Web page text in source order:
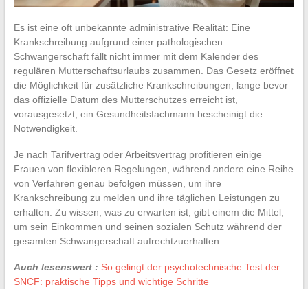
Es ist eine oft unbekannte administrative Realität: Eine
Krankschreibung aufgrund einer pathologischen
Schwangerschaft fällt nicht immer mit dem Kalender des
regulären Mutterschaftsurlaubs zusammen. Das Gesetz eröffnet
die Möglichkeit für zusätzliche Krankschreibungen, lange bevor
das offizielle Datum des Mutterschutzes erreicht ist,
vorausgesetzt, ein Gesundheitsfachmann bescheinigt die
Notwendigkeit.
Je nach Tarifvertrag oder Arbeitsvertrag profitieren einige
Frauen von flexibleren Regelungen, während andere eine Reihe
von Verfahren genau befolgen müssen, um ihre
Krankschreibung zu melden und ihre täglichen Leistungen zu
erhalten. Zu wissen, was zu erwarten ist, gibt einem die Mittel,
um sein Einkommen und seinen sozialen Schutz während der
gesamten Schwangerschaft aufrechtzuerhalten.
Auch lesenswert : So gelingt der psychotechnische Test der
SNCF: praktische Tipps und wichtige Schritte